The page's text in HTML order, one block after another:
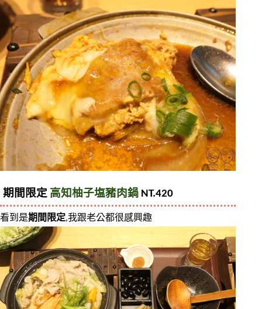
期間限定 高知柚子塩豬肉鍋 NT.420
看到是期間限定,我跟老公都很感興趣